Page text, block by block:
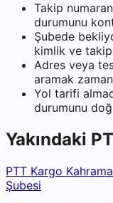
Takip
durumunu
Şubede
kimlik ve
Adres veya
aramak zaman
Yol tarifi
durumunu
Yakındaki
PTT Kargo
Şubesi